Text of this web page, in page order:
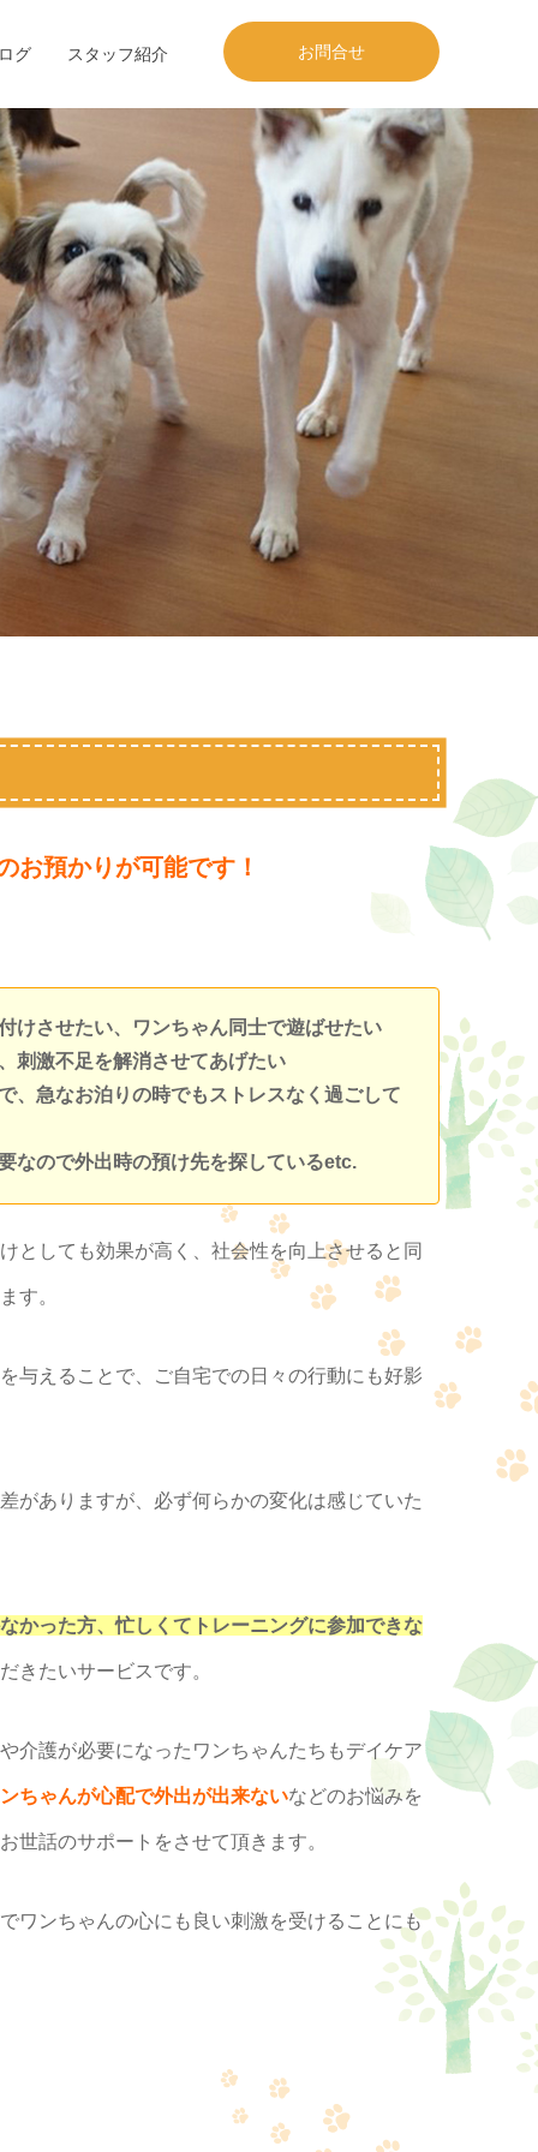
お問合せ
グ スタッフ紹介
お預かりが可能です！
けさせたい、ワンちゃん同士で遊ばせたい
刺激不足を解消させてあげたい
、急なお泊りの時でもストレスなく過ごして
なので外出時の預け先を探しているetc.
としても効果が高く、社会性を向上させると同
す。
与えることで、ご自宅での日々の行動にも好影
がありますが、必ず何らかの変化は感じていた
かった方、忙しくてトレーニングに参加できな
きたいサービスです。
介護が必要になったワンちゃんたちもデイケア
ちゃんが心配で外出が出来ないなどのお悩みを
世話のサポートをさせて頂きます。
ワンちゃんの心にも良い刺激を受けることにも